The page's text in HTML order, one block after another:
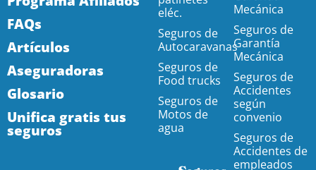
FAQs
Artículos
Aseguradoras
Glosario
Unifica gratis tus
seguros
eléc.
Seguros de
Autocaravanas
Seguros de
Food trucks
Seguros de
Motos de
agua
Mecánica
Seguros de
Garantía
Mecánica
Seguros de
Accidentes
según
convenio
Seguros de
Accidentes de
empleados